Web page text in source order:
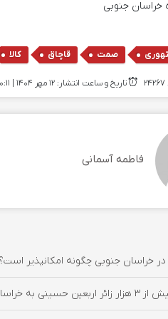
خراسان جنوبی
تهوری , صمت , قاچاق , کالا
تاریخ و ساعت انتشار: ۱۲ مهر ۱۴۰۴ | 10:11
فاطمه آسمانی
خراسان جنوبی چگونه امکانپذیر است؟
به خراسان جنوبی / ...